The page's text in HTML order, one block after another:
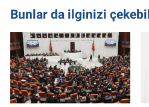
Bunlar da ilginizi